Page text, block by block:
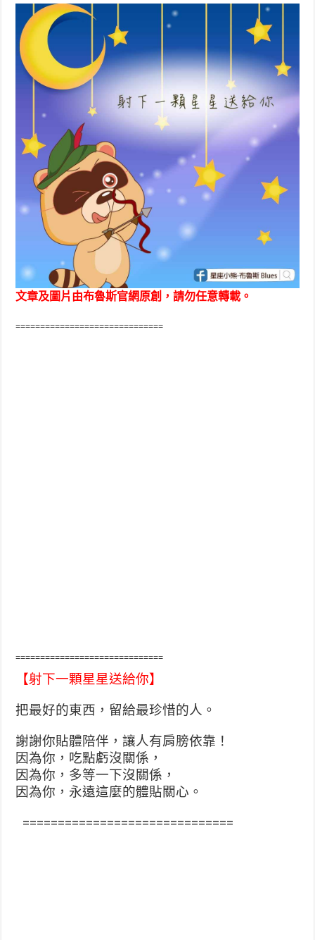
文章及圖片由布魯斯官網原創，請勿任意轉載。
==============================
==============================
【射下一顆星星送給你】
把最好的東西，留給最珍惜的人。
謝謝你貼體陪伴，讓人有肩膀依靠！
因為你，吃點虧沒關係，
因為你，多等一下沒關係，
因為你，永遠這麼的體貼關心。
==============================